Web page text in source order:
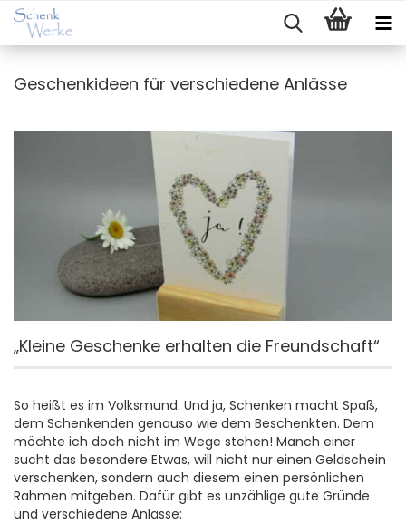
Geschenkideen für verschiedene Anlässe
„Kleine Geschenke erhalten die Freundschaft“
So heißt es im Volksmund. Und ja, Schenken macht Spaß,
dem Schenkenden genauso wie dem Beschenkten. Dem
möchte ich doch nicht im Wege stehen! Manch einer
sucht das besondere Etwas, will nicht nur einen Geldschein
verschenken, sondern auch diesem einen persönlichen
Rahmen mitgeben. Dafür gibt es unzählige gute Gründe
und verschiedene Anlässe: